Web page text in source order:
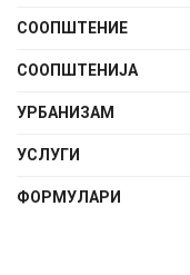
СООПШТЕНИE
СООПШТЕНИЈА
УРБАНИЗАМ
УСЛУГИ
ФОРМУЛАРИ